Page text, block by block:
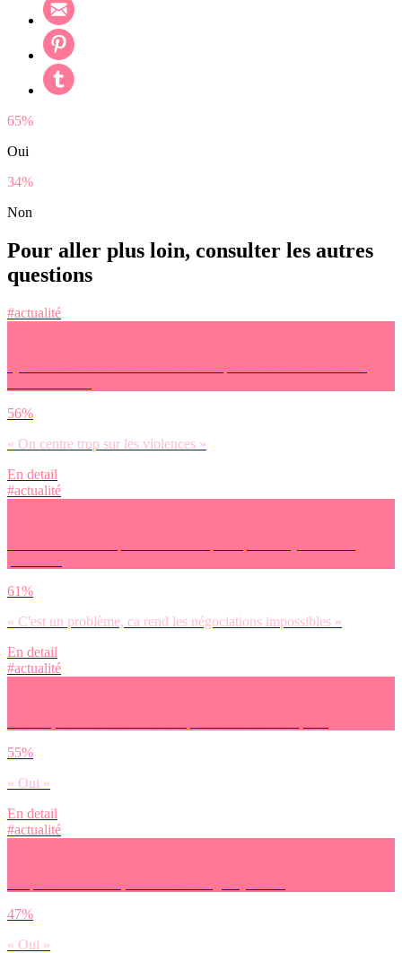
65%
Oui
34%
Non
Pour aller plus loin, consulter les autres
questions
#actualité
56%
« On centre trop sur les violences »
En detail
#actualité
61%
« C'est un problème, ca rend les négociations impossibles »
En detail
#actualité
55%
« Oui »
En detail
#actualité
47%
« Oui »